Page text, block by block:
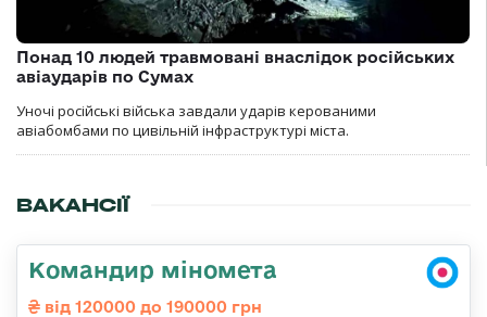
Понад 10 людей травмовані внаслідок російських
авіаударів по Сумах
Уночі російські війська завдали ударів керованими
авіабомбами по цивільній інфраструктурі міста.
ВАКАНСІЇ
Командир міномета
від 120000 до 190000 грн